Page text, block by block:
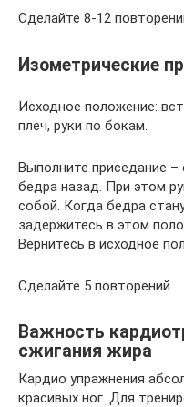
Сделайте 8-12
Изометрические
Исходное положение:
плеч, руки по бокам.
Выполните приседание –
бедра назад. При этом
собой. Когда бедра
задержитесь в этом
Вернитесь в исходное
Сделайте 5 повторений.
Важность
сжигания жира
Кардио упражнения
красивых ног. Для